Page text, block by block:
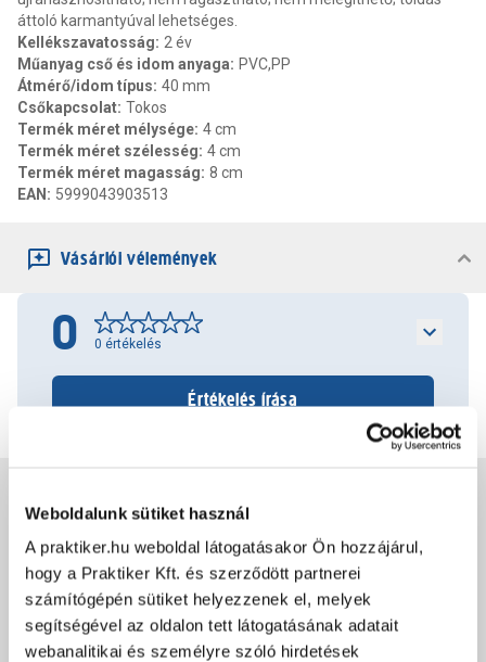
Weboldalunk sütiket használ
A praktiker.hu weboldal látogatásakor Ön hozzájárul,
hogy a Praktiker Kft. és szerződött partnerei
számítógépén sütiket helyezzenek el, melyek
segítségével az oldalon tett látogatásának adatait
webanalitikai és személyre szóló hirdetések
áttoló karmantyúval lehetséges.
Kellékszavatosság: 2 év
Műanyag cső és idom anyaga: PVC,PP
Átmérő/idom típus: 40 mm
Csőkapcsolat: Tokos
Termék méret mélysége: 4 cm
Termék méret szélesség: 4 cm
Termék méret magasság: 8 cm
EAN : 5999043903513
Vásárlói vélemények
0 0 értékelés
Értékelés írása
Csomagolási és súly információk
Dokumentumok, felelős személy